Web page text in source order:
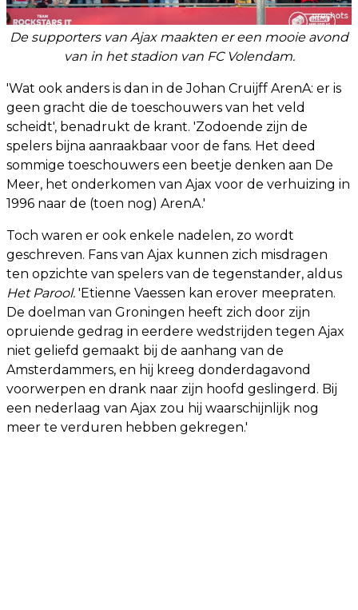
De supporters van Ajax maakten er een mooie avond
van in het stadion van FC Volendam.
'Wat ook anders is dan in de Johan Cruijff ArenA: er is
geen gracht die de toeschouwers van het veld
scheidt', benadrukt de krant. 'Zodoende zijn de
spelers bijna aanraakbaar voor de fans. Het deed
sommige toeschouwers een beetje denken aan De
Meer, het onderkomen van Ajax voor de verhuizing in
1996 naar de (toen nog) ArenA.'
Toch waren er ook enkele nadelen, zo wordt
geschreven. Fans van Ajax kunnen zich misdragen
ten opzichte van spelers van de tegenstander, aldus
Het Parool. 'Etienne Vaessen kan erover meepraten.
De doelman van Groningen heeft zich door zijn
opruiende gedrag in eerdere wedstrijden tegen Ajax
niet geliefd gemaakt bij de aanhang van de
Amsterdammers, en hij kreeg donderdagavond
voorwerpen en drank naar zijn hoofd geslingerd. Bij
een nederlaag van Ajax zou hij waarschijnlijk nog
meer te verduren hebben gekregen.'